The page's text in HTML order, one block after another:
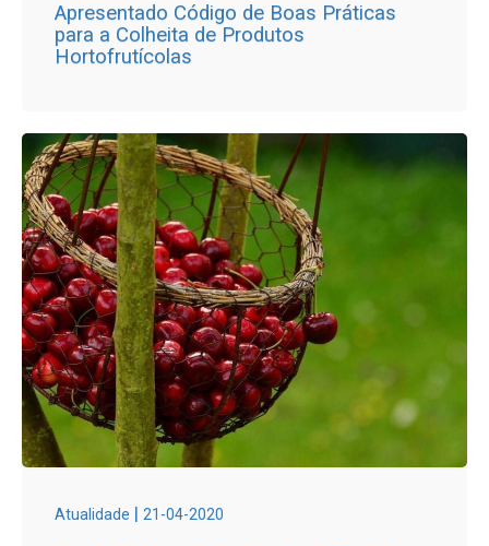
Apresentado Código de Boas Práticas
para a Colheita de Produtos
Hortofrutícolas
Atualidade | 21-04-2020